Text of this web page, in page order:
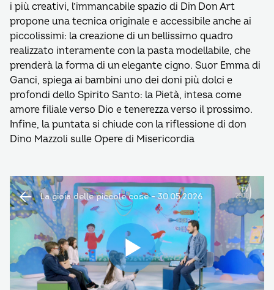
i più creativi, l’immancabile spazio di Din Don Art
propone una tecnica originale e accessibile anche ai
piccolissimi: la creazione di un bellissimo quadro
realizzato interamente con la pasta modellabile, che
prenderà la forma di un elegante cigno. Suor Emma di
Ganci, spiega ai bambini uno dei doni più dolci e
profondi dello Spirito Santo: la Pietà, intesa come
amore filiale verso Dio e tenerezza verso il prossimo.
Infine, la puntata si chiude con la riflessione di don
Dino Mazzoli sulle Opere di Misericordia